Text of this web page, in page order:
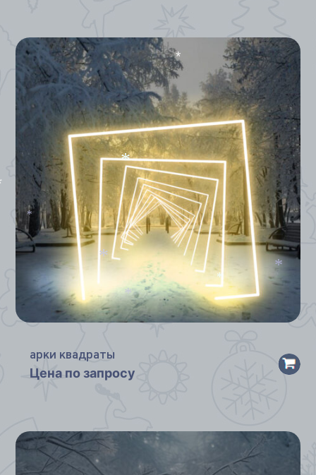
арки квадраты
Цена по запросу
*
*
* *
*
*
*